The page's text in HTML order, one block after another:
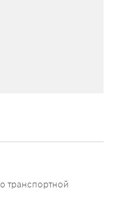
транспортной